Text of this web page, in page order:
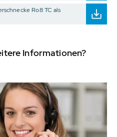
Ro8 TC als
Informationen?